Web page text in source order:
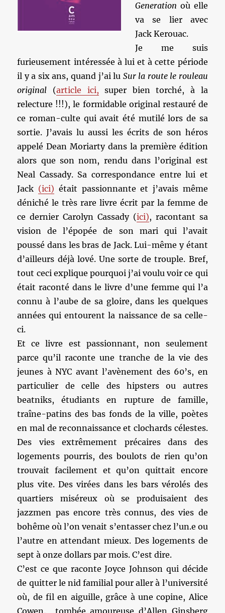
Generation où elle
va se lier avec
Jack Kerouac.
Je me suis
furieusement intéressée à lui et à cette période
il y a six ans, quand j’ai lu Sur la route le rouleau
original (article ici, super bien torché, à la
relecture !!!), le formidable original restauré de
ce roman-culte qui avait été mutilé lors de sa
sortie. J’avais lu aussi les écrits de son héros
appelé Dean Moriarty dans la première édition
alors que son nom, rendu dans l’original est
Neal Cassady. Sa correspondance entre lui et
Jack (ici) était passionnante et j’avais même
déniché le très rare livre écrit par la femme de
ce dernier Carolyn Cassady (ici), racontant sa
vision de l’épopée de son mari qui l’avait
poussé dans les bras de Jack. Lui-même y étant
d’ailleurs déjà lové. Une sorte de trouple. Bref,
tout ceci explique pourquoi j’ai voulu voir ce qui
était raconté dans le livre d’une femme qui l’a
connu à l’aube de sa gloire, dans les quelques
années qui entourent la naissance de sa celle-
ci.
Et ce livre est passionnant, non seulement
parce qu’il raconte une tranche de la vie des
jeunes à NYC avant l’avènement des 60’s, en
particulier de celle des hipsters ou autres
beatniks, étudiants en rupture de famille,
traîne-patins des bas fonds de la ville, poètes
en mal de reconnaissance et clochards célestes.
Des vies extrêmement précaires dans des
logements pourris, des boulots de rien qu’on
trouvait facilement et qu’on quittait encore
plus vite. Des virées dans les bars vérolés des
quartiers miséreux où se produisaient des
jazzmen pas encore très connus, des vies de
bohême où l’on venait s’entasser chez l’un.e ou
l’autre en attendant mieux. Des logements de
sept à onze dollars par mois. C’est dire.
C’est ce que raconte Joyce Johnson qui décide
de quitter le nid familial pour aller à l’université
où, de fil en aiguille, grâce à une copine, Alice